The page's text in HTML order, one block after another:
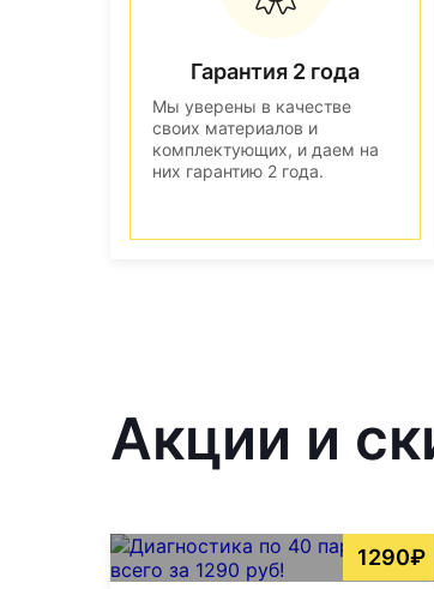
Гарантия 2 года
Мы уверены в качестве
своих материалов и
комплектующих, и даем на
них гарантию 2 года.
Акции и
1290₽